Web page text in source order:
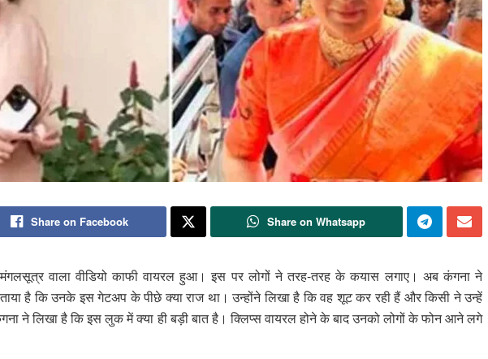
Share on Facebook Share on Whatsapp
वाला वीडियो काफी वायरल हुआ। इस पर लोगों ने तरह-तरह के कयास लगाए। अब कंगना ने
है कि उनके इस गेटअप के पीछे क्या राज था। उन्होंने लिखा है कि वह शूट कर रही हैं और किसी ने उन्हें
ने लिखा है कि इस लुक में क्या ही बड़ी बात है। क्लिप्स वायरल होने के बाद उनको लोगों के फोन आने लगे